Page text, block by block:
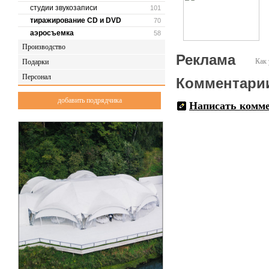
101
студии звукозаписи
70
тиражирование CD и DVD
58
аэросъемка
Производство
Подарки
Персонал
добавить подрядчика
Как
Реклама
Написать